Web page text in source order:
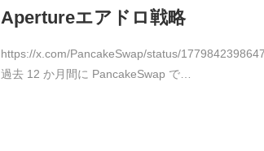
Apertureエアドロ戦略
https://x.com/PancakeSwap/status/
過去 12 か月間に PancakeSwap で…